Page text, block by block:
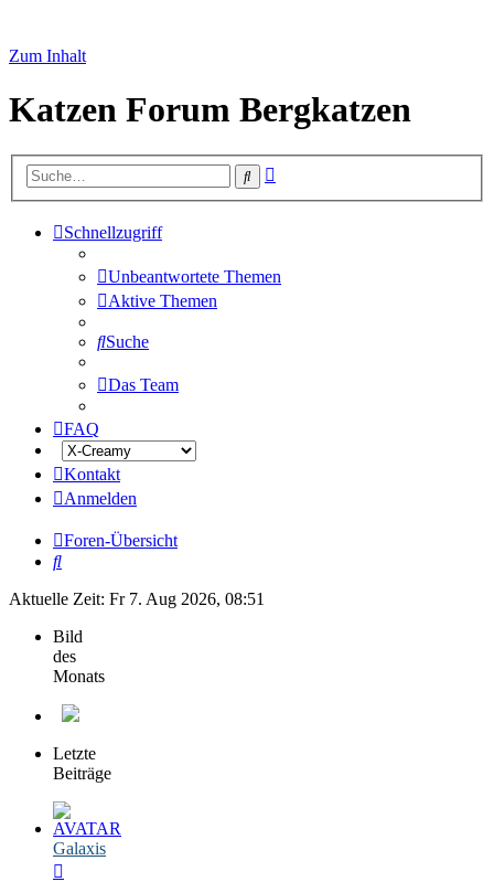
Zum Inhalt
Katzen Forum Bergkatzen
Suche
Schnellzugriff
Unbeantwortete Themen
Aktive Themen
Suche
Das Team
FAQ
Kontakt
Anmelden
Foren-Übersicht
Suche
Aktuelle Zeit: Fr 7. Aug 2026, 08:51
Bild
des
Monats
Letzte
Beiträge
Galaxis